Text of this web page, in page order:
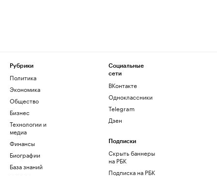
Рубрики
Политика
Экономика
Общество
Бизнес
Технологии и
медиа
Финансы
Биографии
База знаний
Социальные
сети
ВКонтакте
Одноклассники
Telegram
Дзен
Подписки
Скрыть баннеры
на РБК
Подписка на РБК